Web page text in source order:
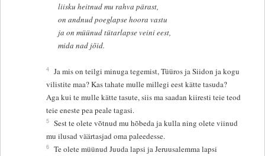
liisku heitnud mu rahva pärast,
on andnud poeglapse hoora vastu
ja on müünud tütarlapse veini eest,
mida nad jõid.
4 Ja mis on teilgi minuga tegemist, Tüüros ja Siidon ja kogu
vilistite maa? Kas tahate mulle millegi eest kätte tasuda?
Aga kui te mulle kätte tasute, siis ma saadan kiiresti teie teod
teie eneste pea peale tagasi.
5 Sest te olete võtnud mu hõbeda ja kulla ning olete viinud
mu ilusad väärtasjad oma paleedesse.
6 Te olete müünud Juuda lapsi ja Jeruusalemma lapsi